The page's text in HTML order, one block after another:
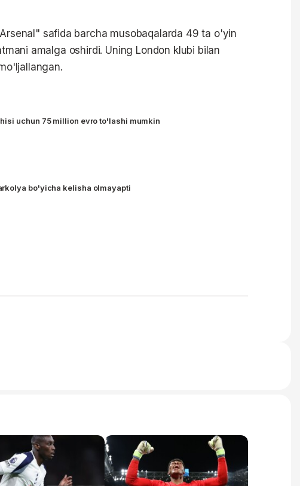
safida barcha musobaqalarda 49 ta o'yin
amalga oshirdi. Uning London klubi bilan
uchun 75 million evro to'lashi mumkin
bo'yicha kelisha olmayapti